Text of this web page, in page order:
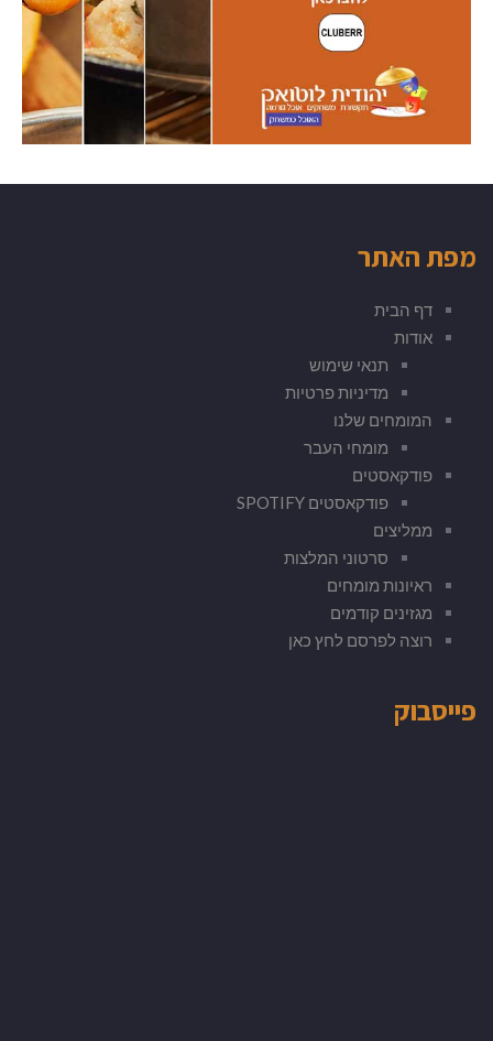
מפת האתר
דף הבית
אודות
תנאי שימוש
מדיניות פרטיות
המומחים שלנו
מומחי העבר
פודקאסטים
פודקאסטים SPOTIFY
ממליצים
סרטוני המלצות
ראיונות מומחים
מגזינים קודמים
רוצה לפרסם לחץ כאן
פייסבוק